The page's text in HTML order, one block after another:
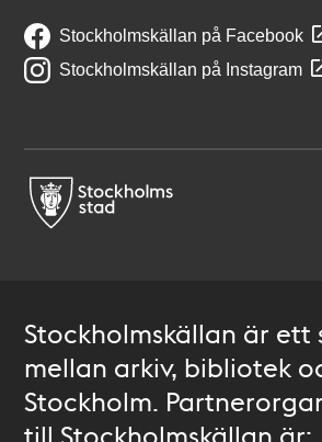
Stockholmskällan på Facebook
Stockholmskällan på Instagram
Stockholmskällan är ett
mellan arkiv, bibliotek
Stockholm.
till Stockholmskällan är: